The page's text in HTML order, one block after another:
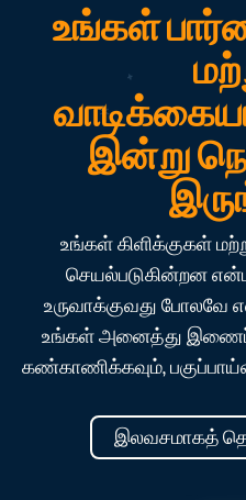
உங்கள்
இன்று
உங்கள் கிளிக்குகள்
செயல்படுகின்றன
உருவாக்குவது போலவே
உங்கள் அனைத்து
கண்காணிக்கவும்,
இலவசமாகத்